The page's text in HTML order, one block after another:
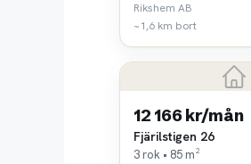
Rikshem AB
~1,6 km bort
12 166 kr/mån
Fjärilstigen 26
3 rok • 85 m²